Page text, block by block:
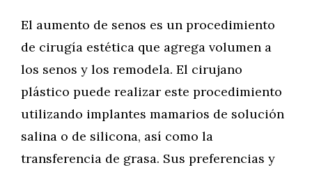
El aumento de senos es un procedimiento
de cirugía estética que agrega volumen a
los senos y los remodela. El cirujano
plástico puede realizar este procedimiento
utilizando implantes mamarios de solución
salina o de silicona, así como la
transferencia de grasa. Sus preferencias y